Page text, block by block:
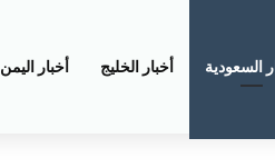
السعودية أخبار الخليج أخبار اليمن